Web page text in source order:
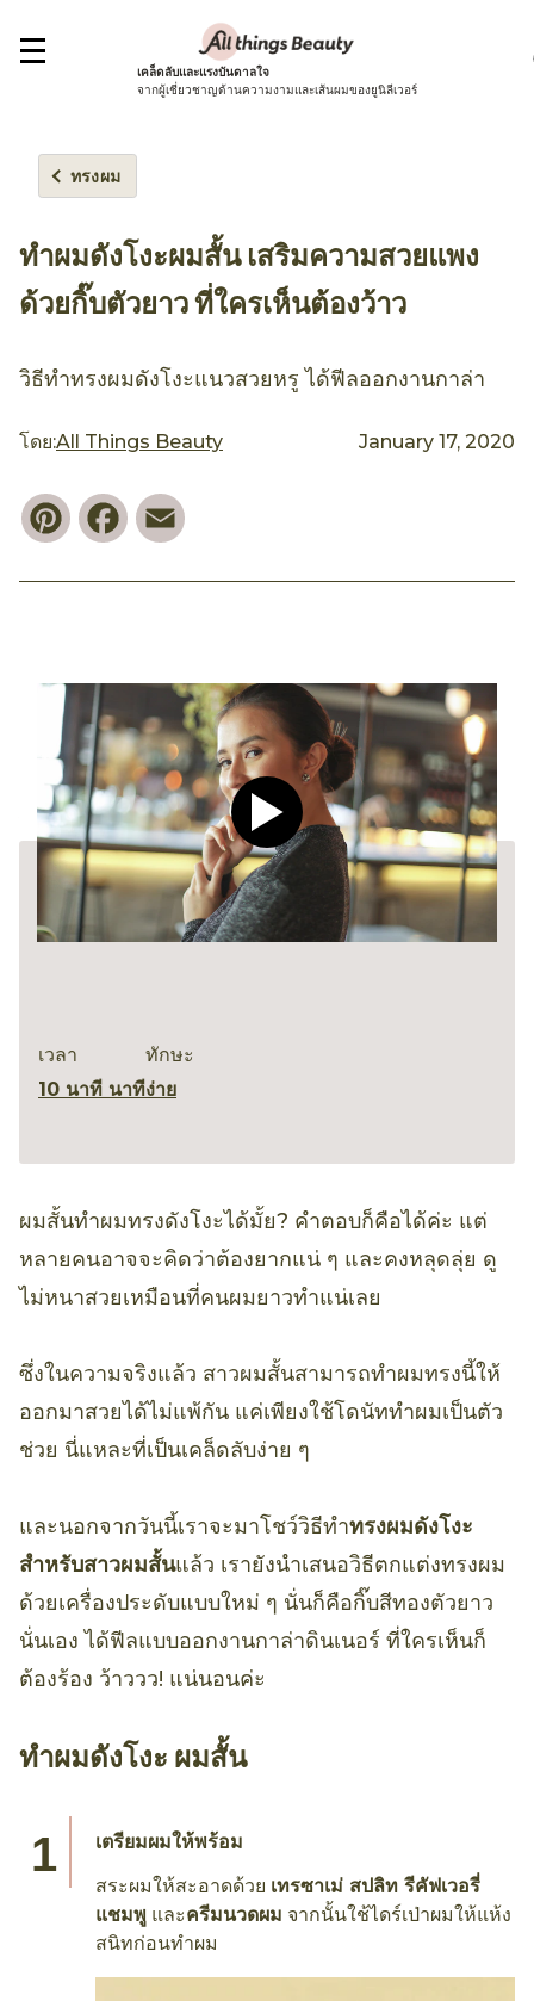
เคล็ดลับและแรงบันดาลใจ
จากผู้เชี่ยวชาญด้านความงามและเส้นผมของยูนิลีเวอร์
ทรงผม
ทำผมดังโงะผมสั้น เสริมความสวยแพง
ด้วยกิ๊บตัวยาว ที่ใครเห็นต้องว้าว
วิธีทำทรงผมดังโงะแนวสวยหรู ได้ฟีลออกงานกาล่า
โดย:All Things Beauty January 17, 2020
PinterestFacebook
Play video CLEAR Men
เวลา
10 นาที นาที
ทักษะ
ง่าย
ผมสั้นทำผมทรงดังโงะได้มั้ย? คำตอบก็คือได้ค่ะ แต่
หลายคนอาจจะคิดว่าต้องยากแน่ ๆ และคงหลุดลุ่ย ดู
ไม่หนาสวยเหมือนที่คนผมยาวทำแน่เลย
ซึ่งในความจริงแล้ว สาวผมสั้นสามารถทำผมทรงนี้ให้
ออกมาสวยได้ไม่แพ้กัน แค่เพียงใช้โดนัททำผมเป็นตัว
ช่วย นี่แหละที่เป็นเคล็ดลับง่าย ๆ
และนอกจากวันนี้เราจะมาโชว์วิธีทำทรงผมดังโงะ
สำหรับสาวผมสั้นแล้ว เรายังนำเสนอวิธีตกแต่งทรงผม
ด้วยเครื่องประดับแบบใหม่ ๆ นั่นก็คือกิ๊บสีทองตัวยาว
นั่นเอง ได้ฟีลแบบออกงานกาล่าดินเนอร์ ที่ใครเห็นก็
ต้องร้อง ว้าววว! แน่นอนค่ะ
ทําผมดังโงะ ผมสั้น
เตรียมผมให้พร้อม
สระผมให้สะอาดด้วย เทรซาเม่ สปลิท รีคัฟเวอรี่
แชมพู และครีมนวดผม จากนั้นใช้ไดร์เป่าผมให้แห้ง
สนิทก่อนทำผม